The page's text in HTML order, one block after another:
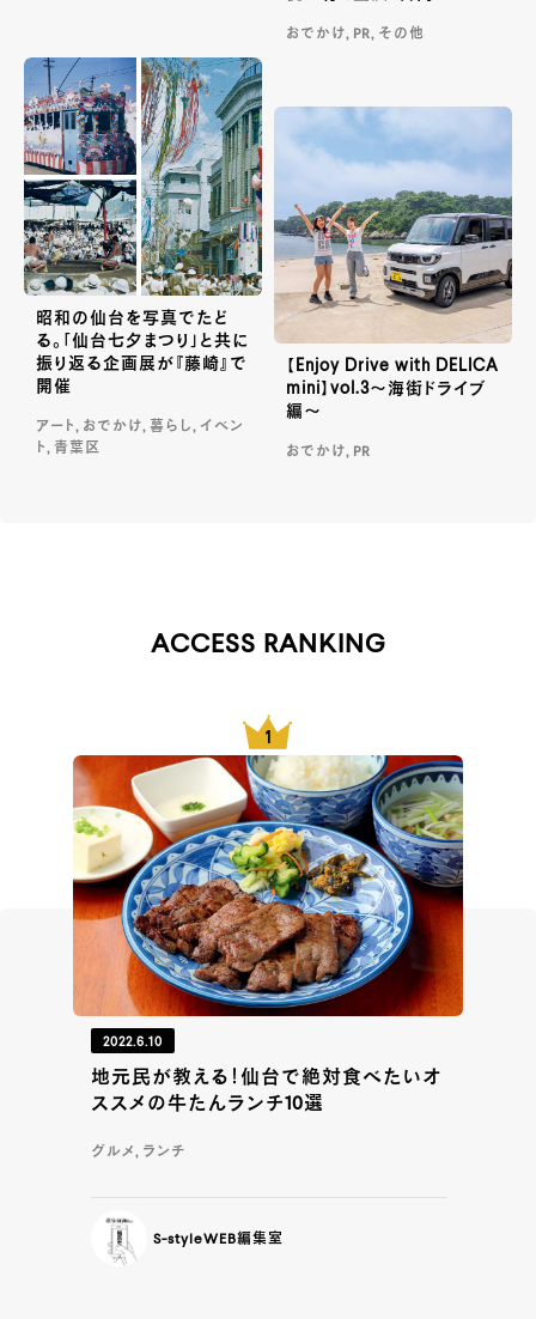
おでかけ, PR, その他
昭和の仙台を写真でたど
る。「仙台七夕まつり」と共に
振り返る企画展が『藤崎』で
開催
アート, おでかけ, 暮らし, イベン
ト, 青葉区
【Enjoy Drive with DELICA
mini】vol.3～海街ドライブ
編～
おでかけ, PR
ACCESS RANKING
2022.6.10
地元民が教える！仙台で絶対食べたいオ
ススメの牛たんランチ10選
グルメ, ランチ
S-styleWEB編集室